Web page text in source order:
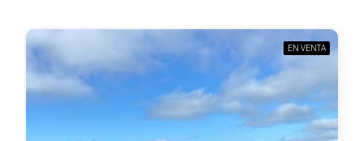
EN VENTA